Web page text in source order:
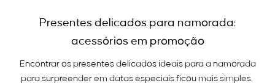
Presentes delicados para namorada:
acessórios em promoção
Encontrar os presentes delicados ideais para a namorada
para surpreender em datas especiais ficou mais simples.